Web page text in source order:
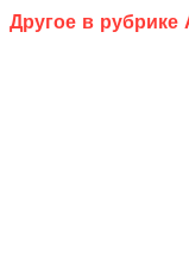
Другое в рубрике